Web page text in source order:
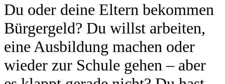
Du oder deine Eltern bekommen
Bürgergeld? Du willst arbeiten,
eine Ausbildung machen oder
wieder zur Schule gehen – aber